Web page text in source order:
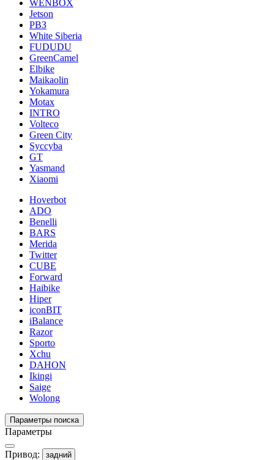
WENBOX
Jetson
РВЗ
White Siberia
FUDUDU
GreenCamel
Elbike
Maikaolin
Yokamura
Motax
INTRO
Volteco
Green City
Syccyba
GT
Yasmand
Xiaomi
Hoverbot
ADO
Benelli
BARS
Merida
Twitter
CUBE
Forward
Haibike
Hiper
iconBIT
iBalance
Razor
Sporto
Xchu
DAHON
Ikingi
Saige
Wolong
Параметры поиска
Параметры
Привод: задний